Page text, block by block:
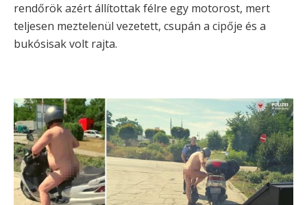
rendőrök azért állítottak félre egy motorost, mert
teljesen meztelenül vezetett, csupán a cipője és a
bukósisak volt rajta.